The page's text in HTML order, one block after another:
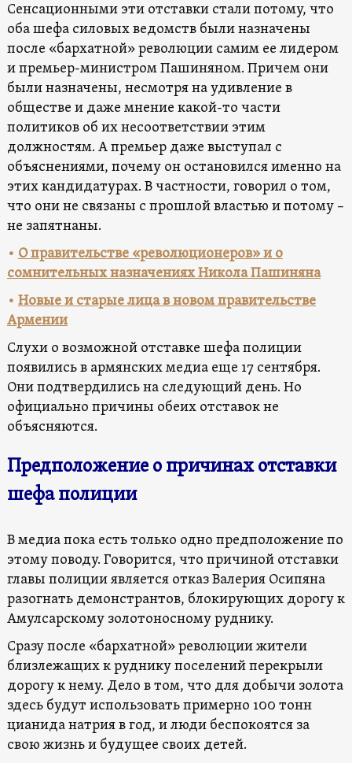
Сенсационными эти отставки стали потому, что
оба шефа силовых ведомств были назначены
после «бархатной» революции самим ее лидером
и премьер-министром Пашиняном. Причем они
были назначены, несмотря на удивление в
обществе и даже мнение какой-то части
политиков об их несоответствии этим
должностям. А премьер даже выступал с
объяснениями, почему он остановился именно на
этих кандидатурах. В частности, говорил о том,
что они не связаны с прошлой властью и потому –
не запятнаны.
• О правительстве «революционеров» и о
сомнительных назначениях Никола Пашиняна
• Новые и старые лица в новом правительстве
Армении
Слухи о возможной отставке шефа полиции
появились в армянских медиа еще 17 сентября.
Они подтвердились на следующий день. Но
официально причины обеих отставок не
объясняются.
Предположение о причинах отставки
шефа полиции
В медиа пока есть только одно предположение по
этому поводу. Говорится, что причиной отставки
главы полиции является отказ Валерия Осипяна
разогнать демонстрантов, блокирующих дорогу к
Амулсарскому золотоносному руднику.
Сразу после «бархатной» революции жители
близлежащих к руднику поселений перекрыли
дорогу к нему. Дело в том, что для добычи золота
здесь будут использовать примерно 100 тонн
цианида натрия в год, и люди беспокоятся за
свою жизнь и будущее своих детей.